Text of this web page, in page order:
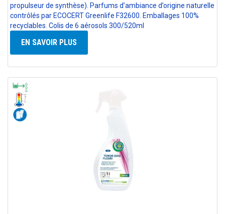
propulseur de synthèse). Parfums d’ambiance d’origine naturelle
contrôlés par ECOCERT Greenlife F32600. Emballages 100%
recyclables. Colis de 6 aérosols 300/520ml
EN SAVOIR PLUS